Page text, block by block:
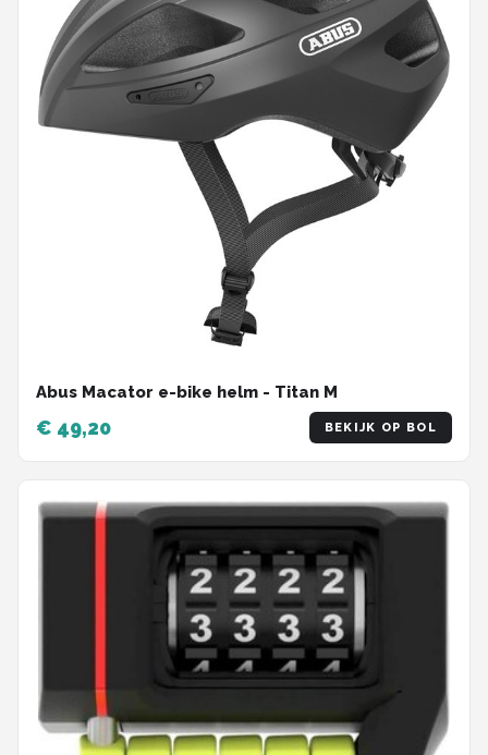
Abus Macator e-bike helm - Titan M
€ 49,20 BEKIJK OP BOL